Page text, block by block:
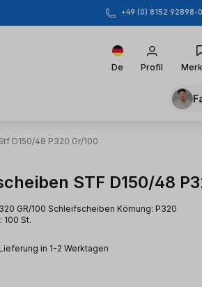
+49 (0) 8152 92898-0
De Profil
D150/48 P320 Gr/100
STF D150/48
GR/100 Schleifscheiben Körnung: P320
100 St.
in 1-2 Werktagen